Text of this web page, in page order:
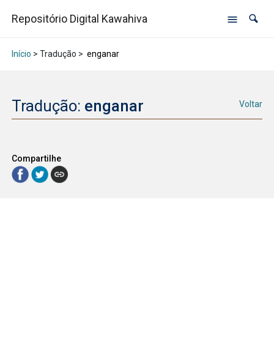
Repositório Digital Kawahiva
Início > Tradução > enganar
Tradução: enganar Voltar
Compartilhe